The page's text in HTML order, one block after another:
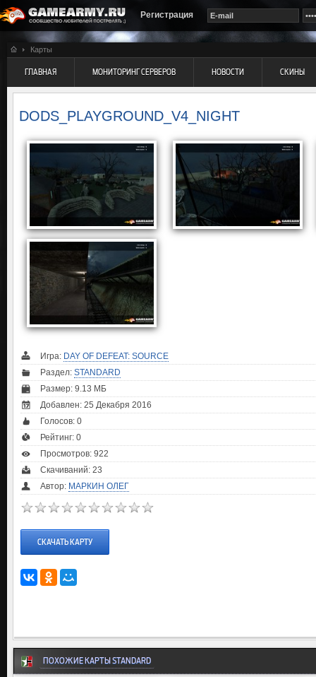
Регистрация
Карты
ГЛАВНАЯ МОНИТОРИНГ СЕРВЕРОВ НОВОСТИ СКИНЫ
DODS_PLAYGROUND_V4_NIGHT
Игра: DAY OF DEFEAT: SOURCE
Раздел: STANDARD
Размер: 9.13 МБ
Добавлен: 25 Декабря 2016
Голосов: 0
Рейтинг: 0
Просмотров: 922
Скачиваний: 23
Автор: МАРКИН ОЛЕГ
СКАЧАТЬ КАРТУ
ПОХОЖИЕ КАРТЫ STANDARD